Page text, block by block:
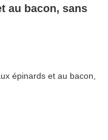
au bacon, sans